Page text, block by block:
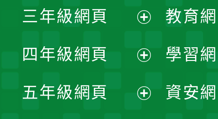
選
單
開
選
單
三年級網頁
開
選
四年級網頁
開
五年級網頁
教育
學習
資安